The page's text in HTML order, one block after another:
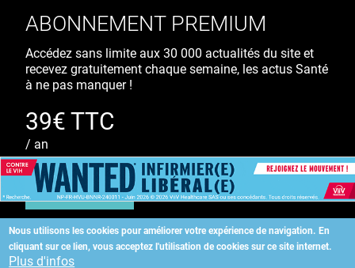
Nous utilisons les cookies pour améliorer votre expérience de navigation. En
cliquant sur ce lien, vous acceptez l'utilisation de cookies sur ce site internet.
Plus d'infos
ABONNEMENT PREMIUM
Accédez sans limite aux 30 000 actualités du site et
recevez gratuitement chaque semaine, les actus Santé
à ne pas manquer !
39€ TTC
/ an
S'ABONNER
Copyright©2026 ALLIEDHEALTH